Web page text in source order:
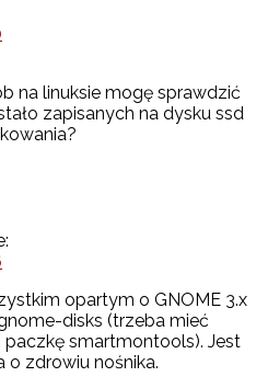
na linuksie mogę sprawdzić
zapisanych na dysku ssd
opartym o GNOME 3.x
disks (trzeba mieć
smartmontools). Jest
o zdrowiu nośnika.